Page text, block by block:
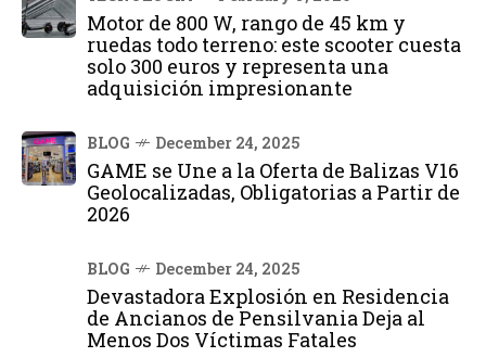
Motor de 800 W, rango de 45 km y
ruedas todo terreno: este scooter cuesta
solo 300 euros y representa una
adquisición impresionante
BLOG December 24, 2025
GAME se Une a la Oferta de Balizas V16
Geolocalizadas, Obligatorias a Partir de
2026
BLOG December 24, 2025
Devastadora Explosión en Residencia
de Ancianos de Pensilvania Deja al
Menos Dos Víctimas Fatales